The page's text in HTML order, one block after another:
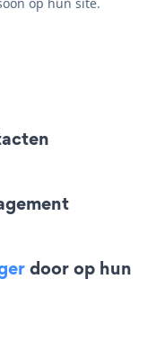
door op hun